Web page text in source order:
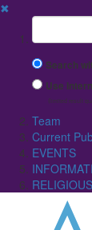
✖
Suchbegriff
Search
Use
(limited result
Team
Current
EVENTS